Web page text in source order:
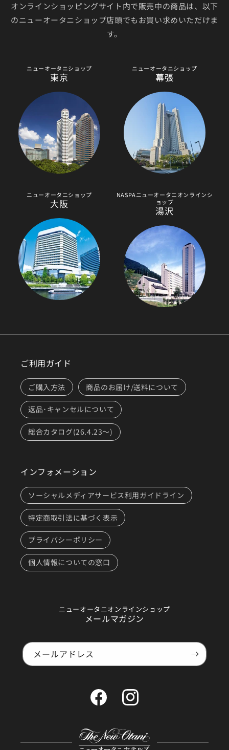
オンラインショッピングサイト内で販売中の商品は、以下
のニューオータニショップ店頭でもお買い求めいただけま
す。
ニューオータニショップ
東京
ニューオータニショップ
幕張
ニューオータニショップ
大阪
NASPAニューオータニオンラインシ
ョップ
湯沢
ご利用ガイド
ご購入方法 商品のお届け/送料について
返品･キャンセルについて
総合カタログ(26.4.23～)
インフォメーション
ソーシャルメディアサービス利用ガイドライン
特定商取引法に基づく表示
プライバシーポリシー
個人情報についての窓口
ニューオータニオンラインショップ
メールマガジン
メールアドレス